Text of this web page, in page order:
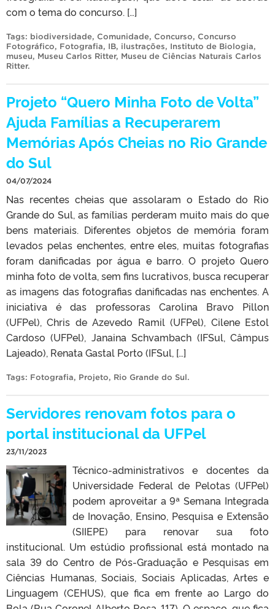
com o tema do concurso. […]
Tags: biodiversidade, Comunidade, Concurso, Concurso
Fotográfico, Fotografia, IB, ilustrações, Instituto de Biologia,
museu, Museu Carlos Ritter, Museu de Ciências Naturais Carlos
Ritter.
Projeto “Quero Minha Foto de Volta”
Ajuda Famílias a Recuperarem
Memórias Após Cheias no Rio Grande
do Sul
04/07/2024
Nas recentes cheias que assolaram o Estado do Rio
Grande do Sul, as famílias perderam muito mais do que
bens materiais. Diferentes objetos de memória foram
levados pelas enchentes, entre eles, muitas fotografias
foram danificadas por água e barro. O projeto Quero
minha foto de volta, sem fins lucrativos, busca recuperar
as imagens das fotografias danificadas nas enchentes. A
iniciativa é das professoras Carolina Bravo Pillon
(UFPel), Chris de Azevedo Ramil (UFPel), Cilene Estol
Cardoso (UFPel), Janaina Schvambach (IFSul, Câmpus
Lajeado), Renata Gastal Porto (IFSul, […]
Tags: Fotografia, Projeto, Rio Grande do Sul.
Servidores renovam fotos para o
portal institucional da UFPel
23/11/2023
Técnico-administrativos e docentes da
Universidade Federal de Pelotas (UFPel)
podem aproveitar a 9ª Semana Integrada
de Inovação, Ensino, Pesquisa e Extensão
(SIIEPE) para renovar sua foto
institucional. Um estúdio profissional está montado na
sala 39 do Centro de Pós-Graduação e Pesquisas em
Ciências Humanas, Sociais, Sociais Aplicadas, Artes e
Linguagem (CEHUS), que fica em frente ao Largo do